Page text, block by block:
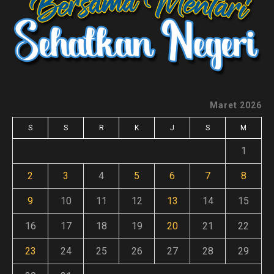
Maret 2026
S S R K J S M
1
2 3 4 5 6 7 8
9 10 11 12 13 14 15
16 17 18 19 20 21 22
23 24 25 26 27 28 29